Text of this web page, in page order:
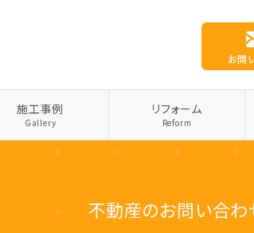
お問
施工事例
Gallery
リフォーム
Reform
不動産のお問い合わ